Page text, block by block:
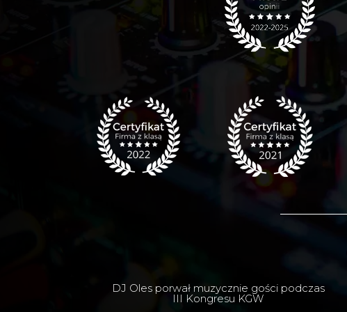
DJ Oles porwał muzycznie gości podczas
III Kongresu KGW